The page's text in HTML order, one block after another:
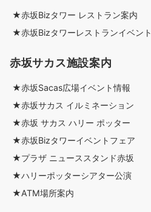
★赤坂Bizタワー レストラン案内
★赤坂Bizタワーレストランイベント
赤坂サカス施設案内
★赤坂Sacas広場イベント情報
★赤坂サカス イルミネーション
★赤坂 サカス ハリー ポッター
★赤坂Bizタワーイベントフェア
★プラザ ニューススタンド赤坂
★ハリーポッターシアター公演
★ATM場所案内